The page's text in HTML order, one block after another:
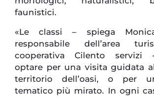
faunistici.
«Le classi – spiega
responsabile dell’area
cooperativa Cilento servizi
optare per una visita guidata
territorio dell’oasi, o per
tematico più mirato. In ogni